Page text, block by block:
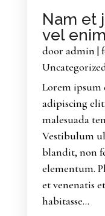
Nam et
vel
door admin |
Lorem ipsum
adipiscing
malesuada
Vestibulum
blandit, non
elementum.
et venenatis
habitasse...